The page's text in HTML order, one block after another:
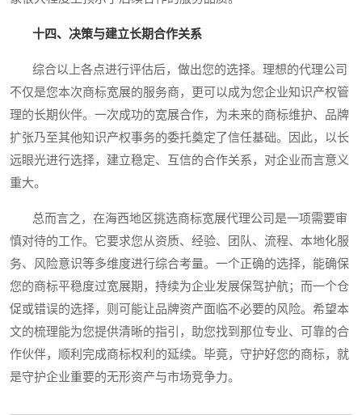
十四、决策与建立长期合作关系
综合以上各点进行评估后，做出您的选择。理想的代理公司
不仅是您本次商标宽展的服务商，更可以成为您企业知识产权管
理的长期伙伴。一次成功的宽展合作，为未来的商标维护、品牌
扩张乃至其他知识产权事务的委托奠定了信任基础。因此，以长
远眼光进行选择，建立稳定、互信的合作关系，对企业而言意义
重大。
总而言之，在海西地区挑选商标宽展代理公司是一项需要审
慎对待的工作。它要求您从资质、经验、团队、流程、本地化服
务、风险意识等多维度进行综合考量。一个正确的选择，能确保
您的商标平稳度过宽展期，持续为企业发展保驾护航；而一个仓
促或错误的选择，则可能让品牌资产面临不必要的风险。希望本
文的梳理能为您提供清晰的指引，助您找到那位专业、可靠的合
作伙伴，顺利完成商标权利的延续。毕竟，守护好您的商标，就
是守护企业重要的无形资产与市场竞争力。